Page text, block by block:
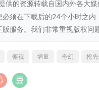
供的资源转载自国内外各大
必须在下载后的24个小时之
版服务。我们非常重视版权
俯视 增量 奇幻 抢